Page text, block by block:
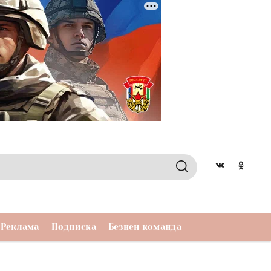
Реклама Подписка Безнен команда